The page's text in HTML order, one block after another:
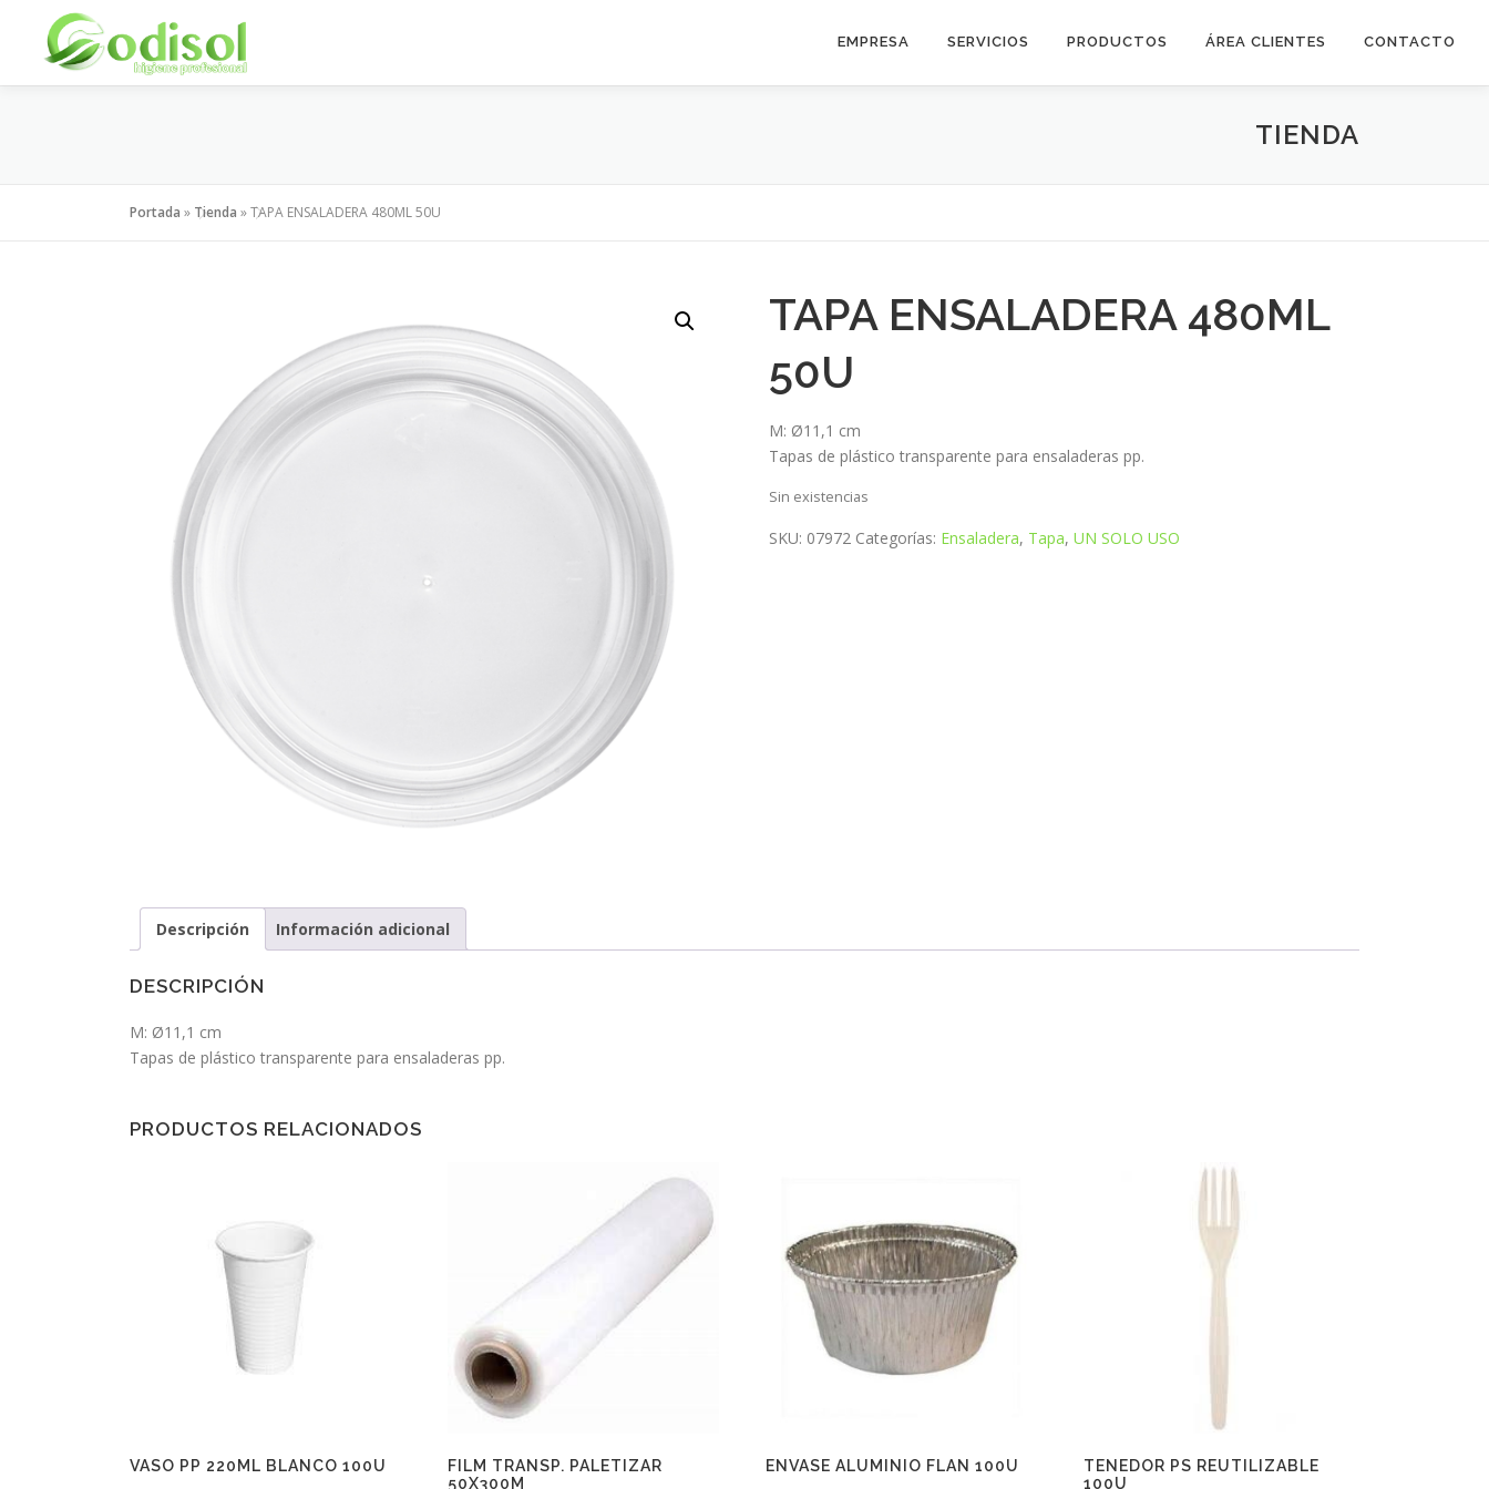
contenido
EMPRESA SERVICIOS PRODUCTOS ÁREA CLIENTES CONTACTO
TIENDA
Portada » Tienda »TAPA ENSALADERA 480ML 50U
TAPA ENSALADERA 480ML
50U
M: Ø11,1 cm
Tapas de plástico transparente para ensaladeras pp.
Sin existencias
SKU: 07972 Categorías: Ensaladera, Tapa,UN SOLO USO
Descripción Información adicional
DESCRIPCIÓN
M: Ø11,1 cm
Tapas de plástico transparente para ensaladeras pp.
PRODUCTOS RELACIONADOS
VASO PP 220ML BLANCO 100U
FILM TRANSP. PALETIZAR
50X300M
ENVASE ALUMINIO FLAN 100U
TENEDOR PS REUTILIZABLE
100U